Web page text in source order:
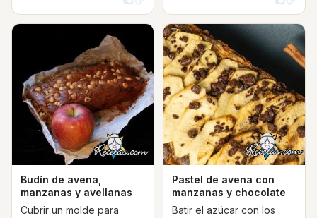
Budín de avena,
manzanas y avellanas
Cubrir un molde para
Pastel de avena con
manzanas y chocolate
Batir el azúcar con los